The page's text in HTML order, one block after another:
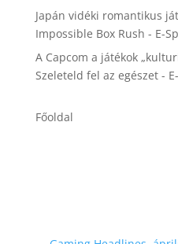
Japán vidéki romantikus
Impossible Box Rush - E-
A Capcom a játékok
Szeleteld fel az egészet -
Főoldal